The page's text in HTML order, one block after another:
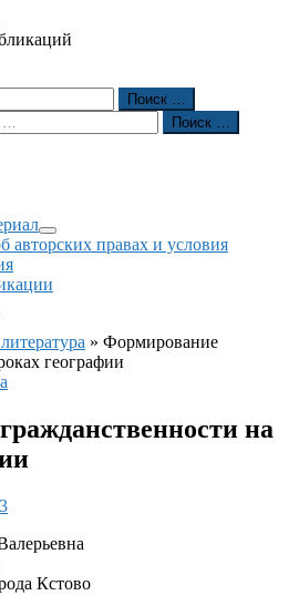
Поиск …
Поиск …
авторских правах и условия
» Формирование
географии
на
Кстово